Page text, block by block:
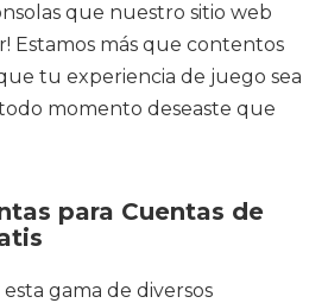
que nuestro sitio web
Estamos más que contentos
tu experiencia de juego sea
momento deseaste que
para Cuentas de
gama de diversos